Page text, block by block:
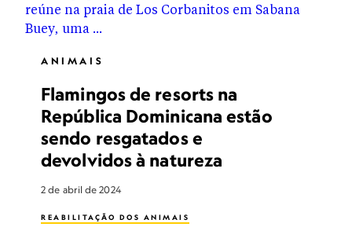
ANIMAIS
Flamingos de resorts na
República Dominicana estão
sendo resgatados e
devolvidos à natureza
2 de abril de 2024
REABILITAÇÃO DOS ANIMAIS